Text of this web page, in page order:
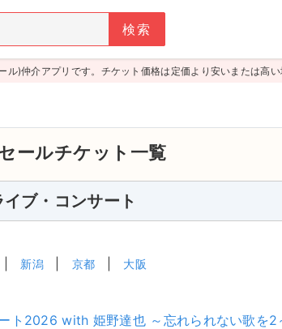
)仲介アプリです。チケット価格は定価より安いまたは高い
ールチケット一覧
ブ・コンサート
新潟 京都 大阪
ト2026 with 姫野達也 ～忘れられない歌を2